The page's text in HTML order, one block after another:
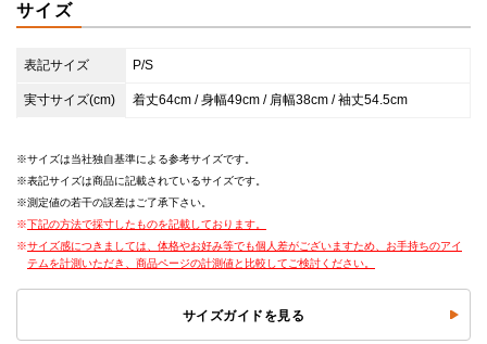
サイズ
表記サイズ P/S
実寸サイズ(cm) 着丈64cm / 身幅49cm / 肩幅38cm / 袖丈54.5cm
サイズは当社独自基準による参考サイズです。
表記サイズは商品に記載されているサイズです。
測定値の若干の誤差はご了承下さい。
下記の方法で採寸したものを記載しております。
サイズ感につきましては、体格やお好み等でも個人差がございますため、お手持ちのアイ
テムを計測いただき、商品ページの計測値と比較してご検討ください。
サイズガイドを見る